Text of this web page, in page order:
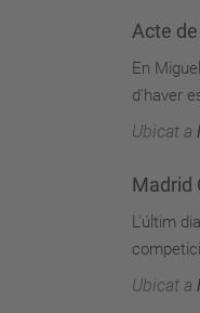
Acte
En
d'haver
Ubicat a
Madrid
L'últim
Ubicat a